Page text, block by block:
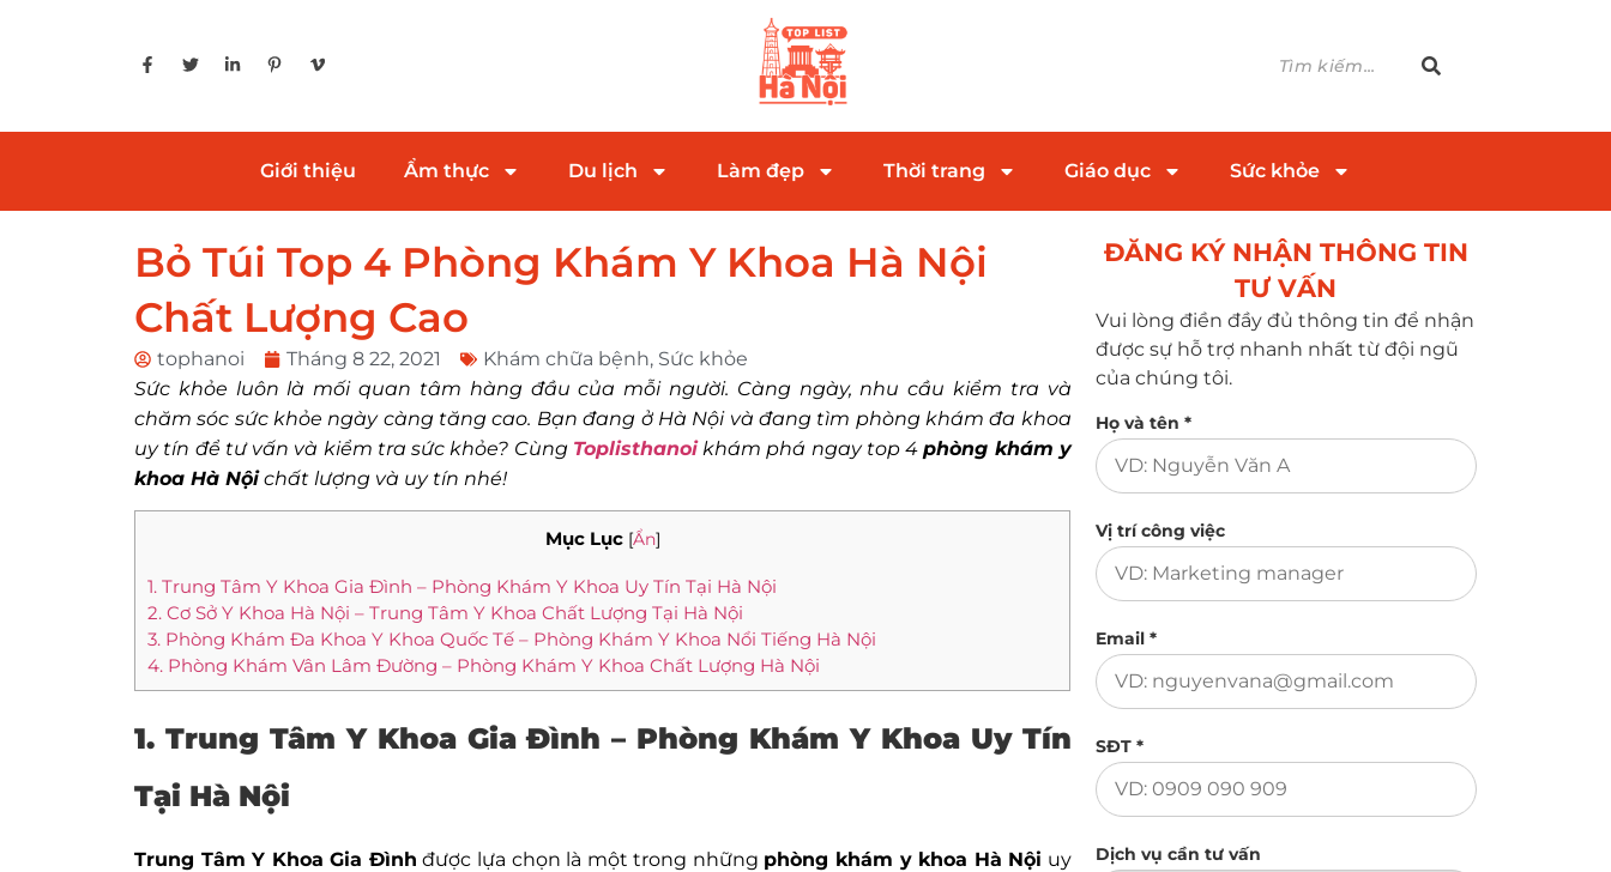
Giới thiệu Ẩm thực Du lịch Làm đẹp Thời trang Giáo dục Sức khỏe
Bỏ Túi Top 4 Phòng Khám Y Khoa Hà Nội
Chất Lượng Cao
tophanoi Tháng 8 22, 2021 Khám chữa bệnh, Sức khỏe
Sức khỏe luôn là mối quan tâm hàng đầu của mỗi người. Càng ngày, nhu cầu kiểm tra và
chăm sóc sức khỏe ngày càng tăng cao. Bạn đang ở Hà Nội và đang tìm phòng khám đa khoa
uy tín để tư vấn và kiểm tra sức khỏe? Cùng Toplisthanoikhám phá ngay top 4phòng khám y
khoa Hà Nộichất lượng và uy tín nhé!
Mục Lục [Ẩn]
1. Trung Tâm Y Khoa Gia Đình – Phòng Khám Y Khoa Uy Tín Tại Hà Nội
2. Cơ Sở Y Khoa Hà Nội – Trung Tâm Y Khoa Chất Lượng Tại Hà Nội
3. Phòng Khám Đa Khoa Y Khoa Quốc Tế – Phòng Khám Y Khoa Nổi Tiếng Hà Nội
4. Phòng Khám Vân Lâm Đường – Phòng Khám Y Khoa Chất Lượng Hà Nội
1. Trung Tâm Y Khoa Gia Đình – Phòng Khám Y Khoa Uy Tín
Tại Hà Nội
Trung Tâm Y Khoa Gia Đình được lựa chọn là một trong những phòng khám y khoa Hà Nội uy
ĐĂNG KÝ NHẬN THÔNG TIN
TƯ VẤN​
Vui lòng điền đầy đủ thông tin để nhận
được sự hỗ trợ nhanh nhất từ đội ngũ
của chúng tôi.
Họ và tên *
Vị trí công việc
Email *
SĐT *
Dịch vụ cần tư vấn